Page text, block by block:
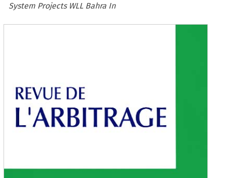
System Projects WLL Bahra In